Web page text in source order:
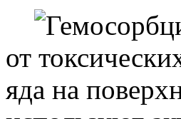
от
яда на